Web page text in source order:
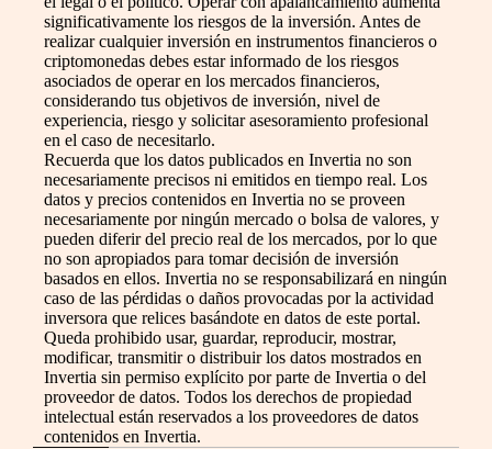
significativamente los riesgos de la inversión. Antes de
realizar cualquier inversión en instrumentos financieros o
criptomonedas debes estar informado de los riesgos
asociados de operar en los mercados financieros,
considerando tus objetivos de inversión, nivel de
experiencia, riesgo y solicitar asesoramiento profesional
en el caso de necesitarlo.
Recuerda que los datos publicados en Invertia no son
necesariamente precisos ni emitidos en tiempo real. Los
datos y precios contenidos en Invertia no se proveen
necesariamente por ningún mercado o bolsa de valores, y
pueden diferir del precio real de los mercados, por lo que
no son apropiados para tomar decisión de inversión
basados en ellos. Invertia no se responsabilizará en ningún
caso de las pérdidas o daños provocadas por la actividad
inversora que relices basándote en datos de este portal.
Queda prohibido usar, guardar, reproducir, mostrar,
modificar, transmitir o distribuir los datos mostrados en
Invertia sin permiso explícito por parte de Invertia o del
proveedor de datos. Todos los derechos de propiedad
intelectual están reservados a los proveedores de datos
contenidos en Invertia.